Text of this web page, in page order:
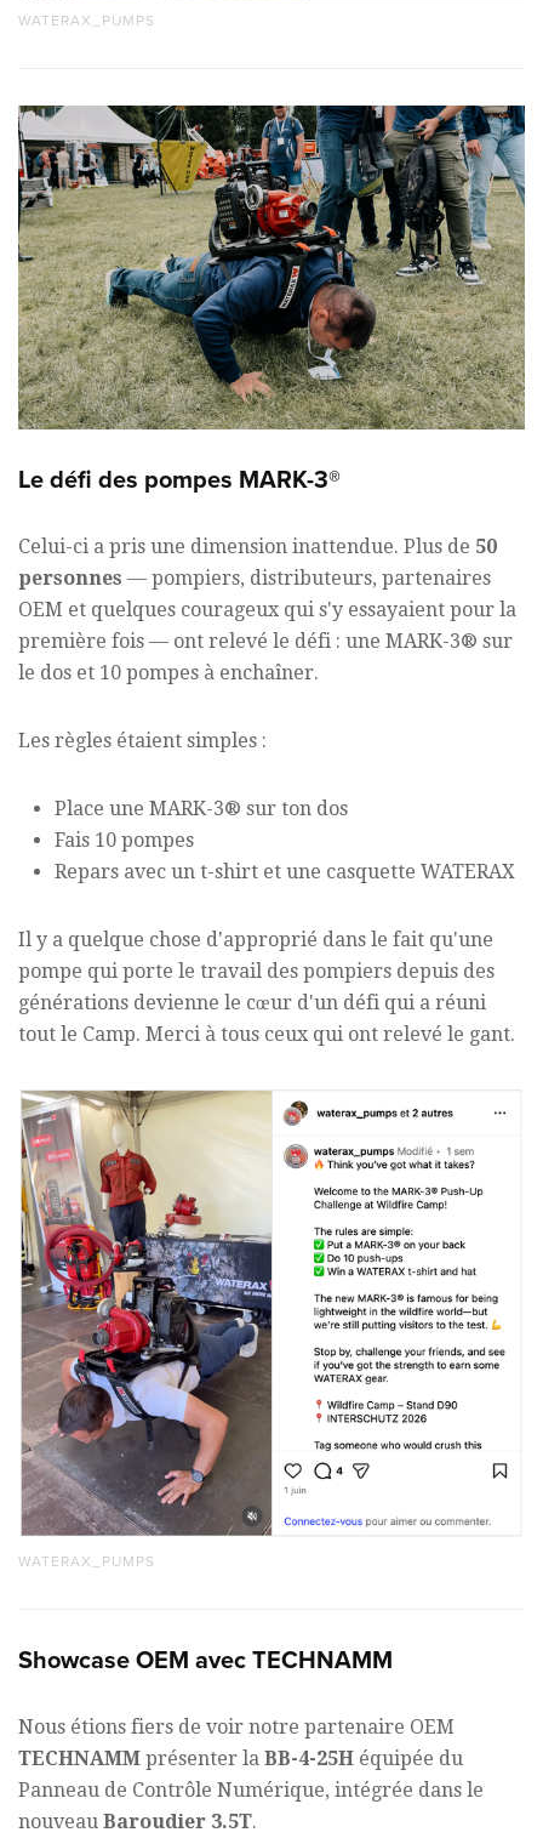
WATERAX_PUMPS
Le défi des pompes MARK-3®
Celui-ci a pris une dimension inattendue. Plus de 50
personnes — pompiers, distributeurs, partenaires
OEM et quelques courageux qui s'y essayaient pour la
première fois — ont relevé le défi : une MARK-3® sur
le dos et 10 pompes à enchaîner.
Les règles étaient simples :
Place une MARK-3® sur ton dos
Fais 10 pompes
Repars avec un t-shirt et une casquette WATERAX
Il y a quelque chose d'approprié dans le fait qu'une
pompe qui porte le travail des pompiers depuis des
générations devienne le cœur d'un défi qui a réuni
tout le Camp. Merci à tous ceux qui ont relevé le gant.
WATERAX_PUMPS
Showcase OEM avec TECHNAMM
Nous étions fiers de voir notre partenaire OEM
TECHNAMM présenter la BB-4-25H équipée du
Panneau de Contrôle Numérique, intégrée dans le
nouveau Baroudier 3.5T.